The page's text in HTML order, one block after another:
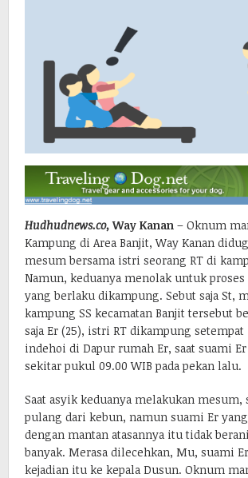
Hudhudnews.co,Way Kanan – Oknum
Kampung di Area Banjit, Way Kanan
mesum bersama istri seorang RT di
Namun, keduanya menolak untuk
yang berlaku dikampung. Sebut saja St,
kampung SS kecamatan Banjit tersebut
saja Er (25), istri RT dikampung
indehoi di Dapur rumah Er, saat suami
sekitar pukul 09.00 WIB pada pekan lalu.
Saat asyik keduanya melakukan mesum,
pulang dari kebun, namun suami Er
dengan mantan atasannya itu tidak
banyak. Merasa dilecehkan, Mu, suami
kejadian itu ke kepala Dusun. Oknum